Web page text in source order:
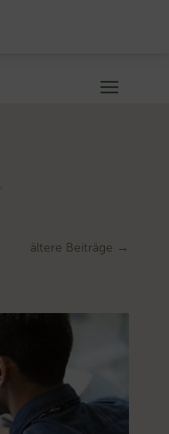
ältere Beiträge →